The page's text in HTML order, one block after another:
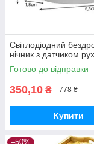
Світлодіодний
нічник з датчиком
Готово до відправки
350,10 ₴ 778 ₴
Купити
–50%